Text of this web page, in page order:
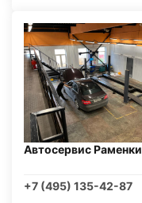
Автосервис Раменки
+7 (495) 135-42-87